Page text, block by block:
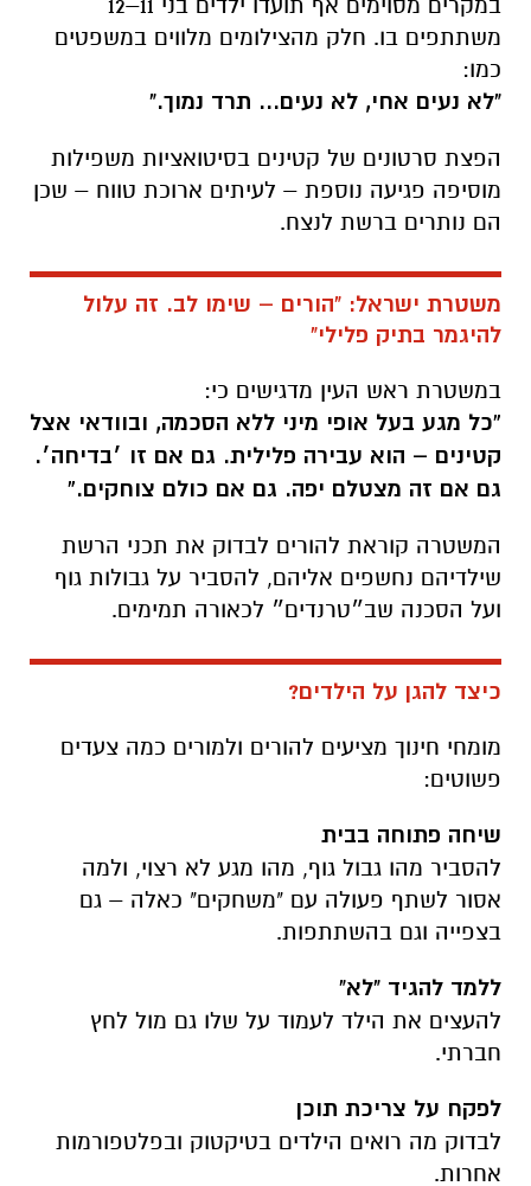
משתתפים בו. חלק מהצילומים מלווים במשפטים
כמו:
"לא נעים אחי, לא נעים… תרד נמוך."
הפצת סרטונים של קטינים בסיטואציות משפילות
מוסיפה פגיעה נוספת – לעיתים ארוכת טווח – שכן
הם נותרים ברשת לנצח.
משטרת ישראל: "הורים – שימו לב. זה עלול
להיגמר בתיק פלילי"
במשטרת ראש העין מדגישים כי:
“כל מגע בעל אופי מיני ללא הסכמה, ובוודאי אצל
קטינים – הוא עבירה פלילית. גם אם זו ׳בדיחה׳.
גם אם זה מצטלם יפה. גם אם כולם צוחקים.”
המשטרה קוראת להורים לבדוק את תכני הרשת
שילדיהם נחשפים אליהם, להסביר על גבולות גוף
ועל הסכנה שב״טרנדים״ לכאורה תמימים.
כיצד להגן על הילדים?
מומחי חינוך מציעים להורים ולמורים כמה צעדים
פשוטים:
שיחה פתוחה בבית
להסביר מהו גבול גוף, מהו מגע לא רצוי, ולמה
אסור לשתף פעולה עם "משחקים" כאלה – גם
בצפייה וגם בהשתתפות.
ללמד להגיד "לא"
להעצים את הילד לעמוד על שלו גם מול לחץ
חברתי.
לפקח על צריכת תוכן
לבדוק מה רואים הילדים בטיקטוק ובפלטפורמות
אחרות.